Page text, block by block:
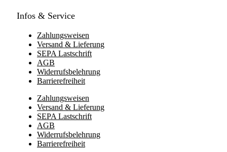
Infos & Service
Zahlungsweisen
Versand & Lieferung
SEPA Lastschrift
AGB
Widerrufsbelehrung
Barrierefreiheit
Zahlungsweisen
Versand & Lieferung
SEPA Lastschrift
AGB
Widerrufsbelehrung
Barrierefreiheit